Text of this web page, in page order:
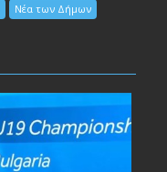
Νέα των Δήμων